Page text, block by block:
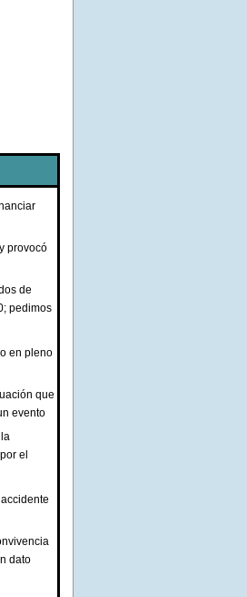
provocó
de
pedimos
en pleno
que
evento
el
dato